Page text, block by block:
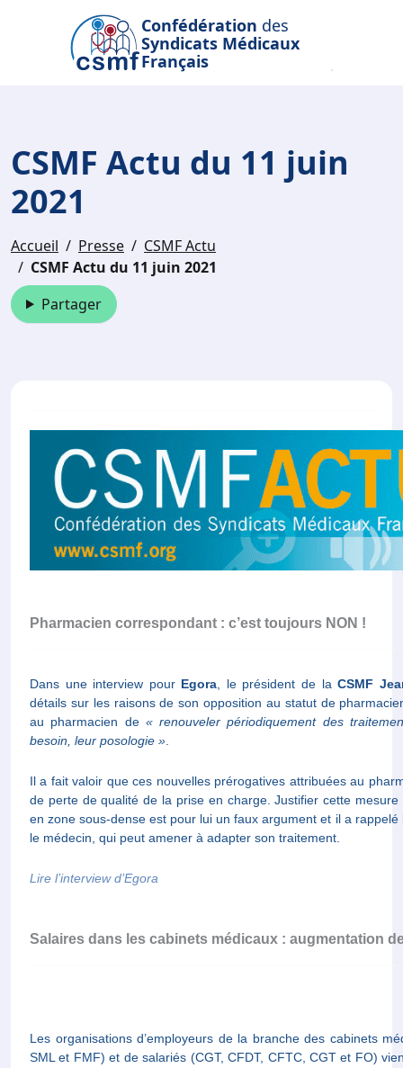
Passer au contenu principal
Confédération des
Syndicats Médicaux
Français
CSMF Actu du 11 juin
2021
Accueil Presse
CSMF Actu
CSMF Actu du 11 juin 2021
Partager
Pharmacien correspondant : c’est toujours NON !
Dans une interview pour Egora , le président de laCSMF
détails sur les raisons de son opposition au statut de
au pharmacien de « renouveler périodiquement des
besoin, leur posologie »
Il a fait valoir que ces nouvelles prérogatives attribuées au
de perte de qualité de la prise en charge. Justifier cette
en zone sous-dense est pour lui un faux argument et il a
le médecin, qui peut amener à adapter son traitement.
Lire l’interview d’Egora
Salaires dans les cabinets médicaux : augmentation
Les organisations d’employeurs de la branche des cabinets
SML et FMF) et de salariés (CGT, CFDT, CFTC, CGT et FO)